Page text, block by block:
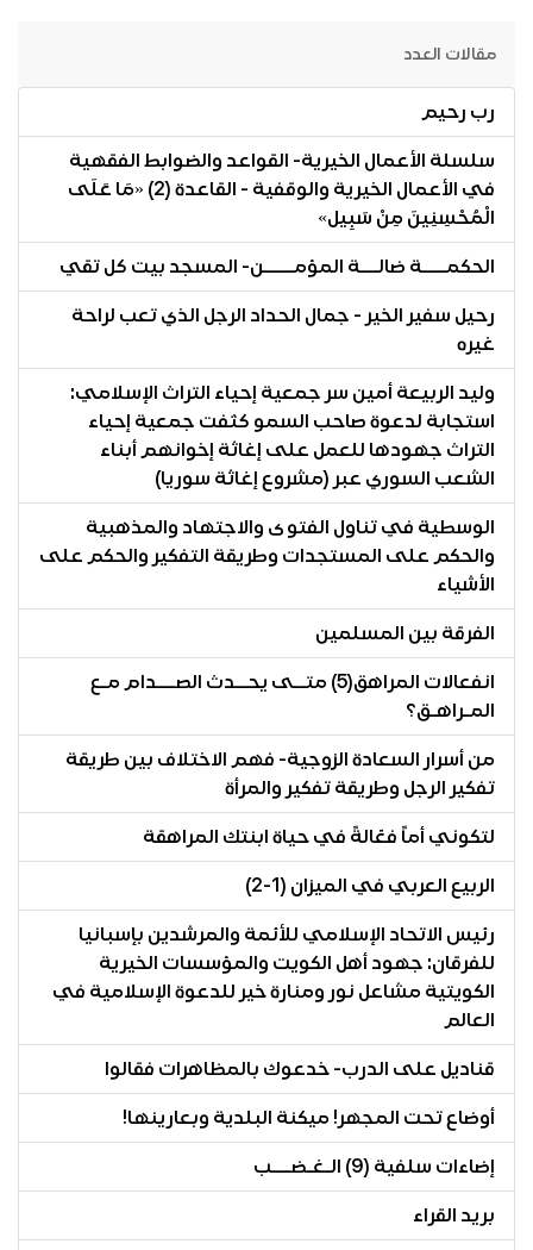
مقالات العدد
رب رحيم
سلسلة الأعمال الخيرية- القواعد والضوابط الفقهية
في الأعمال الخيرية والوقفية - القاعدة (2) «مَا عَلَى
الْمُحْسِنِينَ مِنْ سَبِيل»
الحكمــــة ضالـــة المؤمـــــن- المسجد بيت كل تقي
رحيل سفير الخير - جمال الحداد الرجل الذي تعب لراحة
غيره
وليد الربيعة أمين سر جمعية إحياء التراث الإسلامي:
استجابة لدعوة صاحب السمو كثفت جمعية إحياء
التراث جهودها للعمل على إغاثة إخوانهم أبناء
الشعب السوري عبر (مشروع إغاثة سوريا)
الوسطية في تناول الفتوى والاجتهاد والمذهبية
والحكم على المستجدات وطريقة التفكير والحكم على
الأشياء
الفرقة بين المسلمين
انفعالات المراهق(5) متــى يحــدث الصـــدام مـع
المـراهـق؟
من أسرار السعادة الزوجية- فهم الاختلاف بين طريقة
تفكير الرجل وطريقة تفكير والمرأة
لتكوني أماً فعّالةً في حياة ابنتك المراهقة
الربيع العربي في الميزان (1-2)
رئيس الاتحاد الإسلامي للأئمة والمرشدين بإسبانيا
للفرقان: جهود أهل الكويت والمؤسسات الخيرية
الكويتية مشاعل نور ومنارة خير للدعوة الإسلامية في
العالم
قناديل على الدرب- خدعوك بالمظاهرات فقالوا
أوضاع تحت المجهر! ميكنة البلدية وبعارينها!
إضاءات سلفية (9) الـغـضـــب
بريد القراء